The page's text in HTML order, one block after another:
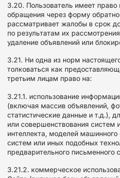
3.20. Пользователь имеет
обращения через форму
рассматривает жалобы в срок
по результатам их
удаление объявлений или
3.21. Ни одна из норм
толковаться как
третьим лицам право на:
3.21.1. использование
(включая массив объявлений,
статистические данные и т.д.),
или совершенствования систем
интеллекта, моделей машинного
систем или иных подобных
предварительного письменного
3.21.2. коммерческое